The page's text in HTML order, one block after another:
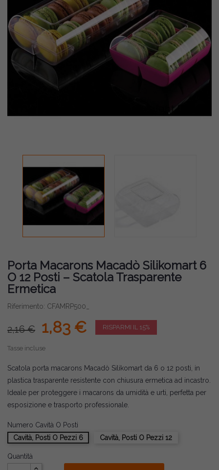
Porta Macarons Macadò Silikomart 6
O 12 Posti – Scatola Trasparente
Ermetica
Riferimento: CFAMRP500_
2,16 € 1,83 € RISPARMI IL 15%
Tasse incluse
Scatola porta macarons Macadò Silikomart da 6 o 12 posti, in
plastica trasparente resistente con chiusura ermetica ad incastro.
Ideale per proteggere i macarons da umidità e urti, perfetta per
esposizione e trasporto professionale.
Numero Cavità O Posti
Cavità, Posti O Pezzi 6
Cavità, Posti O Pezzi 12
Quantità